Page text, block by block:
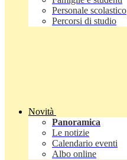
Personale scolastico
Percorsi di studio
Novità
Panoramica
Le notizie
Calendario eventi
Albo online